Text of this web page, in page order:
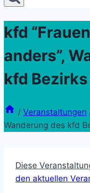
kfd
anders”,
kfd
/ Veranstaltungen
Wanderung des kfd
Diese
den aktuellen